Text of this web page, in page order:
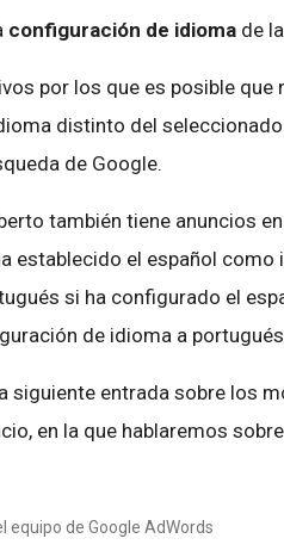
configuración de idioma de
por los que es posible que
distinto del
de Google.
también tiene anuncios
establecido el español
si ha configurado el
de idioma a
siguiente entrada sobre los
en la que hablaremos
equipo de Google AdWords